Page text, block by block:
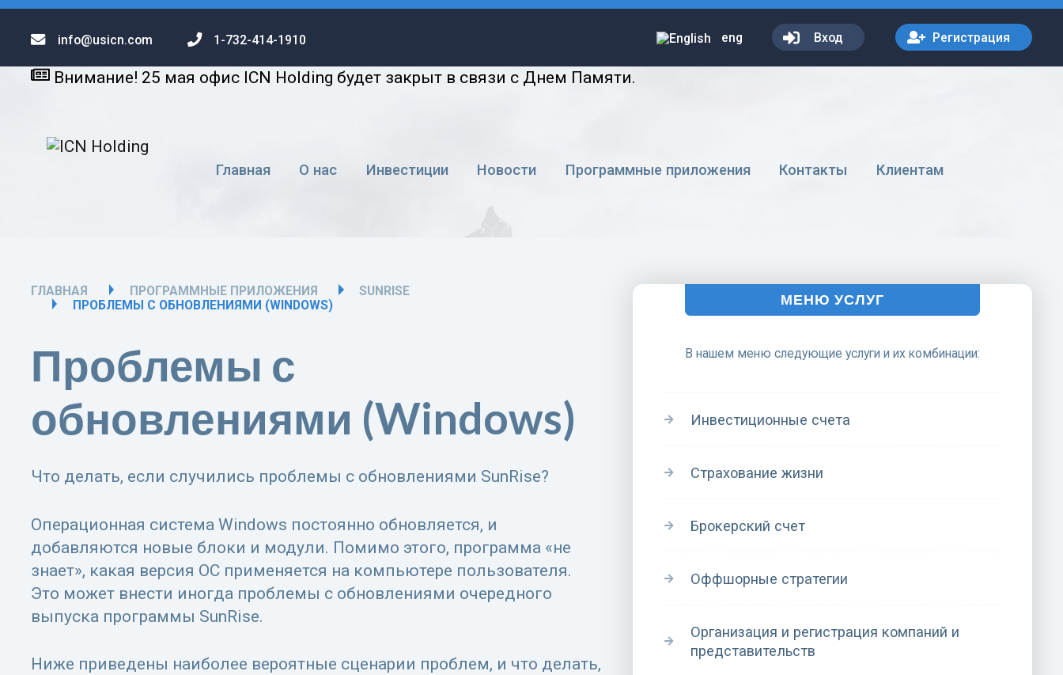
info@usicn.com 1-732-414-1910 eng Вход Регистрация
Внимание! 25 мая офис ICN Holding будет закрыт в связи с Днем Памяти.
Главная О нас Инвестиции Новости Программные приложения Контакты Клиентам
ГЛАВНАЯ ПРОГРАММНЫЕ ПРИЛОЖЕНИЯ
SUNRISE
ПРОБЛЕМЫ С ОБНОВЛЕНИЯМИ (WINDOWS)
Проблемы с
обновлениями (Windows)
Что делать, если случились проблемы с обновлениями SunRise?
Операционная система Windows постоянно обновляется, и
добавляются новые блоки и модули. Помимо этого, программа «не
знает», какая версия ОС применяется на компьютере пользователя.
Это может внести иногда проблемы с обновлениями очередного
выпуска программы SunRise.
Ниже приведены наиболее вероятные сценарии проблем, и что делать,
МЕНЮ УСЛУГ
В нашем меню следующие услуги и их комбинации:
Инвестиционные счета
Страхование жизни
Брокерский счет
Оффшорные стратегии
Организация и регистрация компаний и
представительств